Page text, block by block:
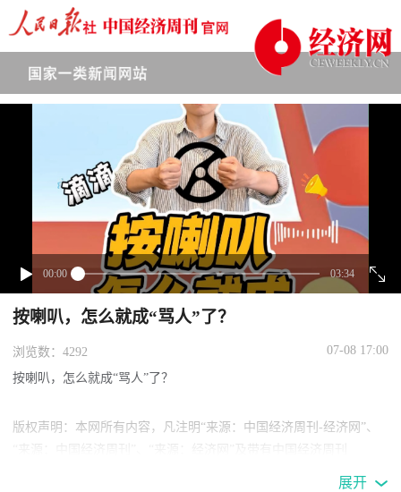
00:00 03:34
下拉刷新
按喇叭，怎么就成“骂人”了？
浏览数：4292 07-08 17:00
按喇叭，怎么就成“骂人”了？
版权声明：本网所有内容，凡注明“来源：中国经济周刊-经济网”、
展开